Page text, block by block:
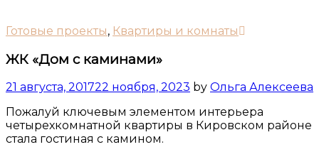
Готовые проекты, Квартиры и комнаты
ЖК «Дом с каминами»
21 августа, 201722 ноября, 2023 by Ольга Алексеева
Пожалуй ключевым элементом интерьера
четырехкомнатной квартиры в Кировском районе
стала гостиная с камином.